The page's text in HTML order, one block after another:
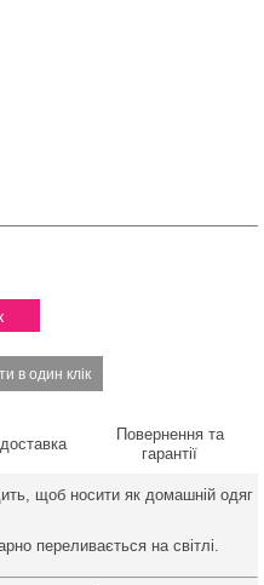
Повернення та
гарантії
щоб носити як домашній одяг
переливається на світлі.